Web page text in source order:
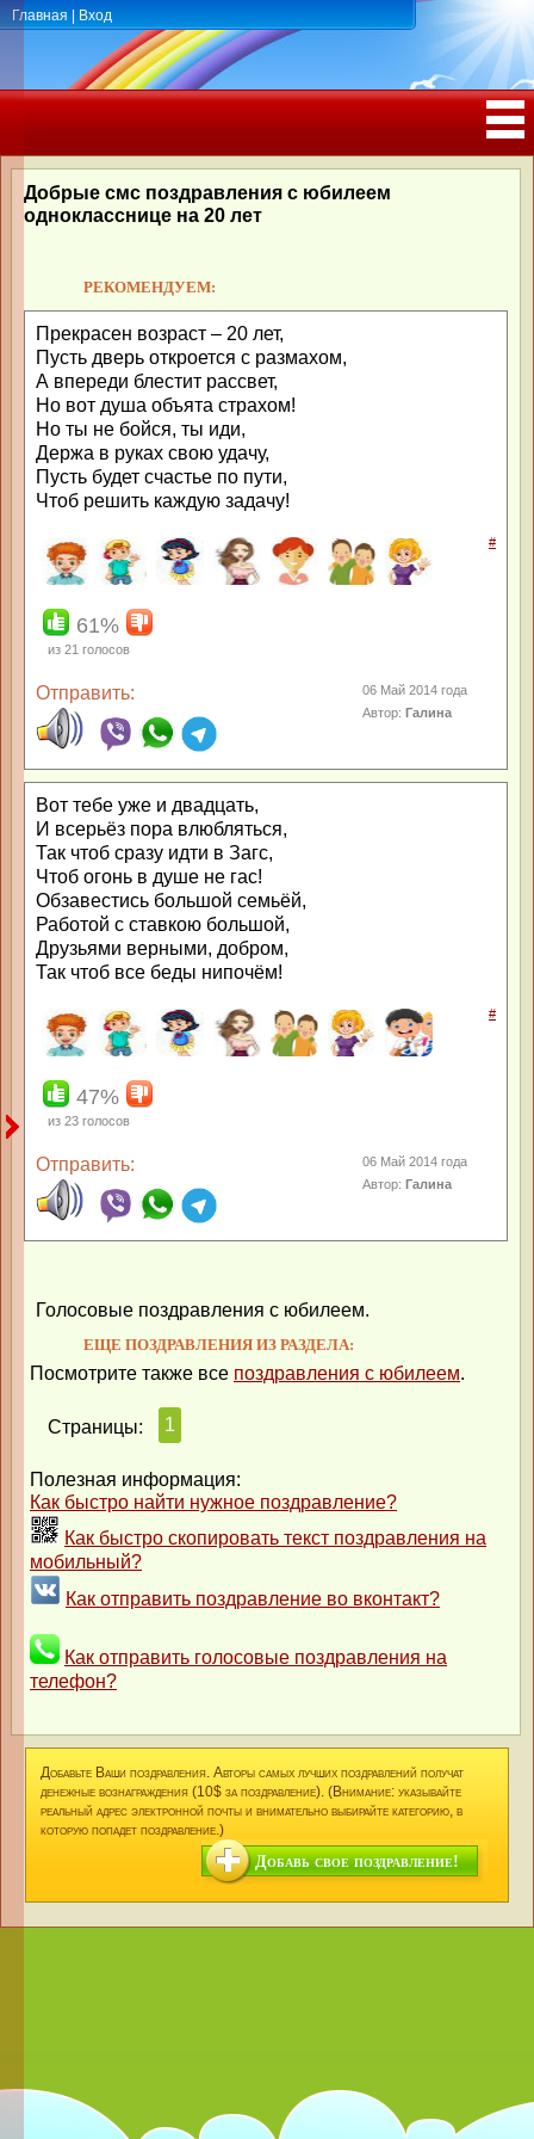
Главная Вход
РОЖДЕНИЯ, ЮБИЛЕЕМ
Добрые смс поздравления с юбилеем
однокласснице на 20 лет
РЕКОМЕНДУЕМ:
Прекрасен возраст – 20 лет,
Пусть дверь откроется с размахом,
А впереди блестит рассвет,
Но вот душа объята страхом!
Но ты не бойся, ты иди,
Держа в руках свою удачу,
Пусть будет счастье по пути,
Чтоб решить каждую задачу!
#
61%
из 21 голосов
Отправить:
06 Май 2014 года
Автор:Галина
Вот тебе уже и двадцать,
И всерьёз пора влюбляться,
Так чтоб сразу идти в Загс,
Чтоб огонь в душе не гас!
Обзавестись большой семьёй,
Работой с ставкою большой,
Друзьями верными, добром,
Так чтоб все беды нипочём!
#
47%
из 23 голосов
Отправить:
06 Май 2014 года
Автор:Галина
Голосовые поздравления с юбилеем.
ЕЩЕ ПОЗДРАВЛЕНИЯ ИЗ РАЗДЕЛА:
Посмотрите также все поздравления с юбилеем.
Страницы: 1
Полезная информация:
Как быстро найти нужное поздравление?
Как быстро скопировать текст поздравления на
мобильный?
Как отправить поздравление во вконтакт?
Как отправить голосовые поздравления на
телефон?
Добавьте Ваши поздравления. Авторы самых лучших поздравлений получат
денежные вознаграждения (10$ за поздравление). (Внимание: указывайте
реальный адрес электронной почты и внимательно выбирайте категорию, в
которую попадет поздравление.)
Добавь свое поздравление!